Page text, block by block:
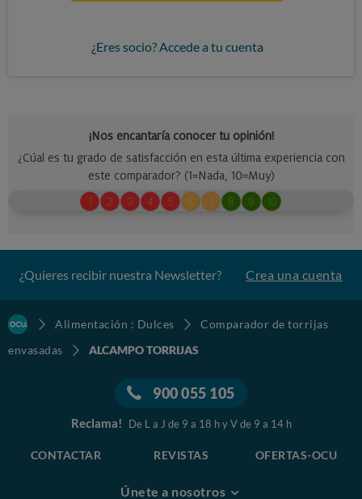
¿Eres socio? Accede a tu cuenta
¿Quieres recibir nuestra Newsletter? Crea una cuenta
Alimentación : Dulces
Comparador de torrijas
envasadas
ALCAMPO TORRIJAS
900 055 105
Reclama! De L a J de 9 a 18 h y V de 9 a 14 h
CONTACTAR REVISTAS OFERTAS-OCU
Únete a nosotros